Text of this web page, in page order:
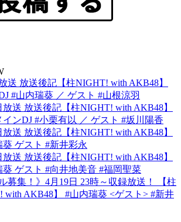
送 放送後記【柱NIGHT! with AKB48】
#山内瑞葵 ／ ゲスト #山根涼羽
放送 放送後記【柱NIGHT! with AKB48】
インDJ #小栗有以 ／ ゲスト #坂川陽香
放送 放送後記【柱NIGHT! with AKB48】
葵 ゲスト #新井彩永
放送 放送後記【柱NIGHT! with AKB48】
葵 ゲスト #向井地美音 #福岡聖菜
募集！》4月19日 23時～収録放送！ 【柱
with AKB48】 #山内瑞葵 <ゲスト> #新井